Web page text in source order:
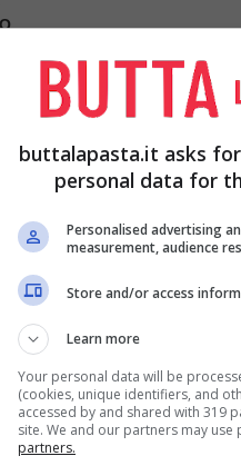
è veramente facile e
già pronti
buttalapasta.it asks
personal data for
Personalised advertising
measurement, audience
Store and/or access
Learn more
Your personal data will be
(cookies, unique identifiers, and
accessed by and shared with 319
site. We and our partners may
partners.